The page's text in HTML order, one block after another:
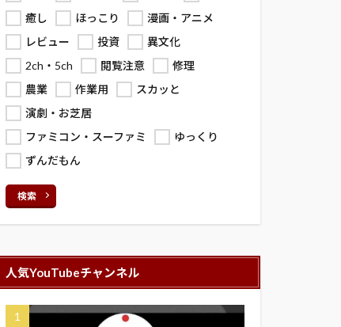
癒し
ほっこり
漫画・アニメ
レビュー
投資
異文化
2ch・5ch
閲覧注意
修理
農業
作業用
スカッと
演劇・お芝居
ファミコン・スーファミ
ゆっくり
ずんだもん
検索
人気YouTubeチャンネル